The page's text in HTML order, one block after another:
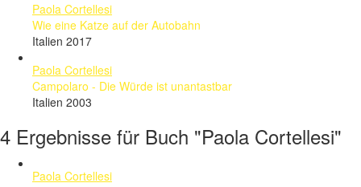
Paola Cortellesi
Wie eine Katze auf der Autobahn
Italien 2017
Paola Cortellesi
Campolaro - Die Würde ist unantastbar
Italien 2003
4 Ergebnisse für Buch "Paola Cortellesi"
Paola Cortellesi